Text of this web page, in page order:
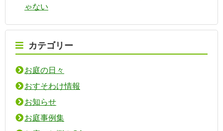
ゃない
カテゴリー
お庭の日々
おすそわけ情報
お知らせ
お庭事例集